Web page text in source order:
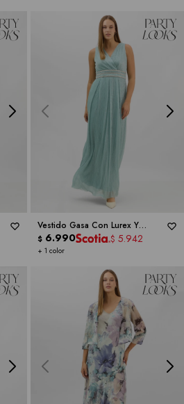
Vestido Gasa Con Lurex Y
Cintura De Strass -RM RICHARDS
+ 1 color
$ 6.990 $ 5.942